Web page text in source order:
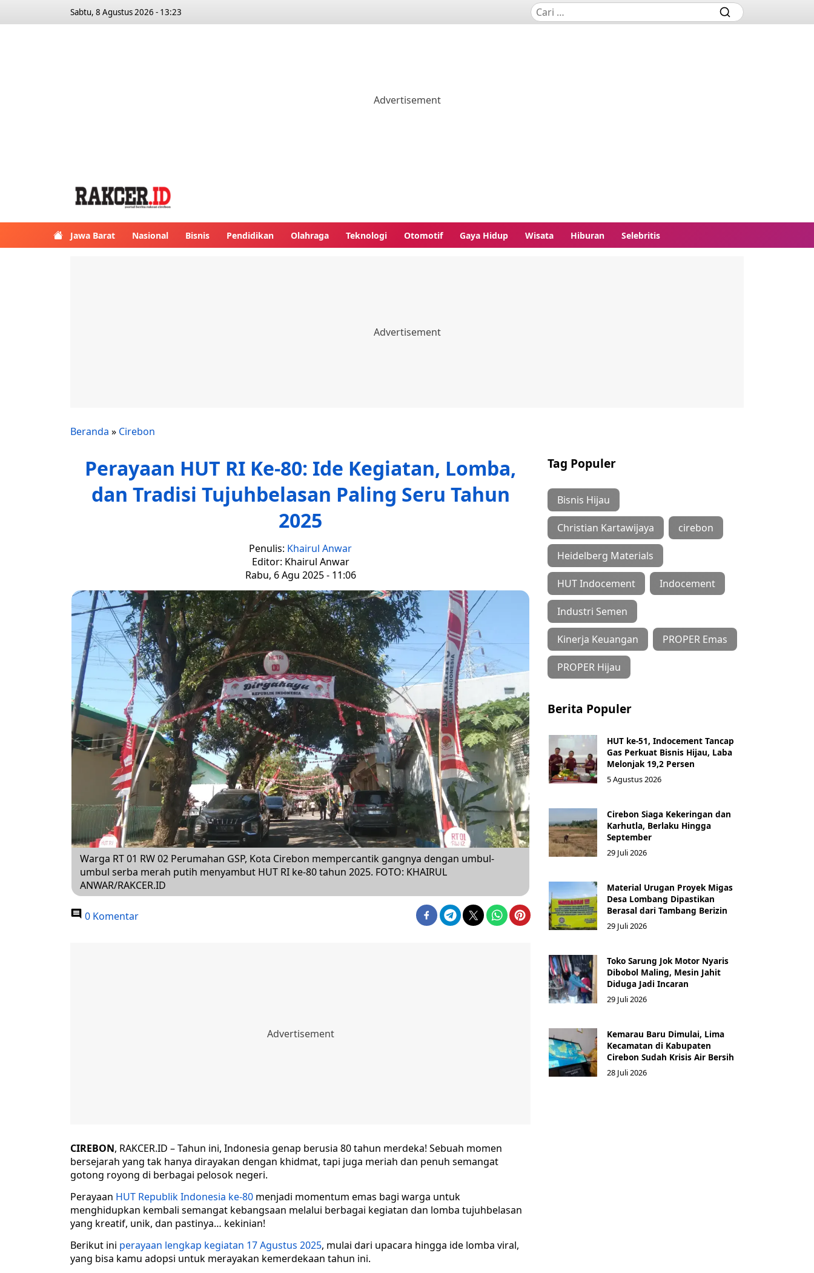
Sabtu, 8 Agustus 2026 - 13:23
Jawa Barat Nasional Bisnis Pendidikan Olahraga Teknologi Otomotif Gaya Hidup Wisata Hiburan Selebritis
Beranda » Cirebon
Perayaan HUT RI Ke-80: Ide Kegiatan, Lomba,
dan Tradisi Tujuhbelasan Paling Seru Tahun
2025
Penulis: Khairul Anwar
Editor: Khairul Anwar
Rabu, 6 Agu 2025 - 11:06
Warga RT 01 RW 02 Perumahan GSP, Kota Cirebon mempercantik gangnya dengan umbul-
umbul serba merah putih menyambut HUT RI ke-80 tahun 2025. FOTO: KHAIRUL
ANWAR/RAKCER.ID
0 Komentar
CIREBON, RAKCER.ID – Tahun ini, Indonesia genap berusia 80 tahun merdeka! Sebuah momen
bersejarah yang tak hanya dirayakan dengan khidmat, tapi juga meriah dan penuh semangat
gotong royong di berbagai pelosok negeri.
Perayaan HUT Republik Indonesia ke-80 menjadi momentum emas bagi warga untuk
menghidupkan kembali semangat kebangsaan melalui berbagai kegiatan dan lomba tujuhbelasan
yang kreatif, unik, dan pastinya… kekinian!
Berikut ini perayaan lengkap kegiatan 17 Agustus 2025, mulai dari upacara hingga ide lomba viral,
yang bisa kamu adopsi untuk merayakan kemerdekaan tahun ini.
Tag Populer
Bisnis Hijau
Christian Kartawijaya cirebon
Heidelberg Materials
HUT Indocement Indocement
Industri Semen
Kinerja Keuangan PROPER Emas
PROPER Hijau
Berita Populer
HUT ke-51, Indocement Tancap
Gas Perkuat Bisnis Hijau, Laba
Melonjak 19,2 Persen
5 Agustus 2026
Cirebon Siaga Kekeringan dan
Karhutla, Berlaku Hingga
September
29 Juli 2026
Material Urugan Proyek Migas
Desa Lombang Dipastikan
Berasal dari Tambang Berizin
29 Juli 2026
Toko Sarung Jok Motor Nyaris
Dibobol Maling, Mesin Jahit
Diduga Jadi Incaran
29 Juli 2026
Kemarau Baru Dimulai, Lima
Kecamatan di Kabupaten
Cirebon Sudah Krisis Air Bersih
28 Juli 2026